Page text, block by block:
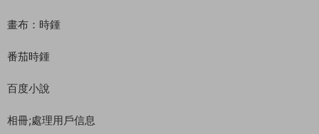
畫布：時鍾
番茄時鍾
百度小說
相冊;處理用戶信息